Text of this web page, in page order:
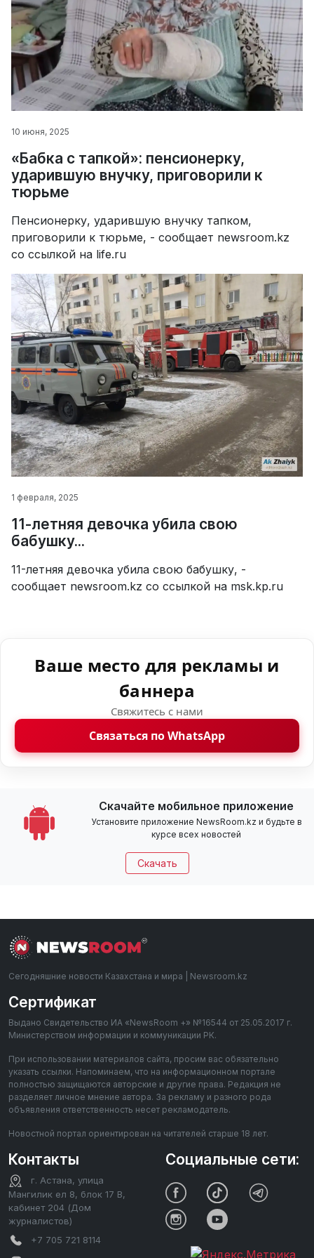
10 июня, 2025
«Бабка с тапкой»: пенсионерку,
ударившую внучку, приговорили к
тюрьме
Пенсионерку, ударившую внучку тапком,
приговорили к тюрьме, - сообщает newsroom.kz
со ссылкой на life.ru
1 февраля, 2025
11-летняя девочка убила свою
бабушку...
11-летняя девочка убила свою бабушку, -
сообщает newsroom.kz со ссылкой на msk.kp.ru
Ваше место для рекламы и
баннера
Свяжитесь с нами
Связаться по WhatsApp
Скачайте мобильное приложение
Установите приложение NewsRoom.kz и будьте в
курсе всех новостей
Скачать
Сегодняшние новости Казахстана и мира | Newsroom.kz
Сертификат
Выдано Свидетельство ИА «NewsRoom +» №16544 от 25.05.2017 г.
Министерством информации и коммуникации РК.
При использовании материалов сайта, просим вас обязательно
указать ссылки. Напоминаем, что на информационном портале
полностью защищаются авторские и другие права. Редакция не
разделяет личное мнение автора. За рекламу и разного рода
объявления ответственность несет рекламодатель.
Новостной портал ориентирован на читателей старше 18 лет.
Контакты
г. Астана, улица
Мангилик ел 8, блок 17 В,
кабинет 204 (Дом
журналистов)
+7 705 721 8114
Социальные сети: